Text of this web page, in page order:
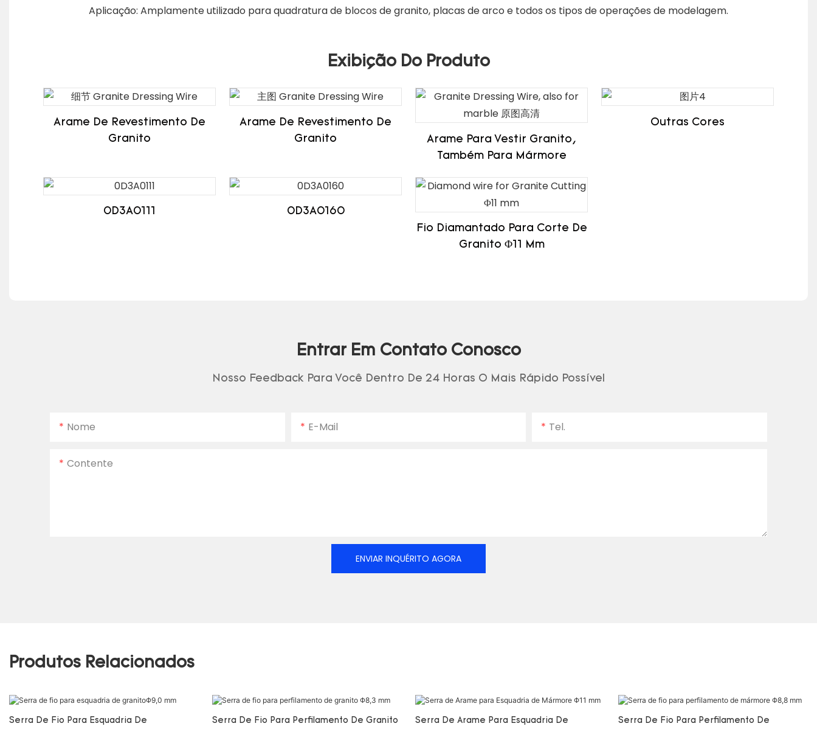
Aplicação: Amplamente utilizado para quadratura de blocos de granito, placas de arco e todos os tipos de operações de modelagem.
Exibição Do Produto
Arame De Revestimento De
Granito
Arame De Revestimento De
Granito
Arame Para Vestir Granito,
Também Para Mármore
Outras Cores
0D3A0111
0D3A0160
Fio Diamantado Para Corte De
Granito Φ11 Mm
Entrar Em Contato Conosco
Nosso Feedback Para Você Dentro De 24 Horas O Mais Rápido Possível
Nome E-Mail Tel.
Contente
ENVIAR INQUÉRITO AGORA
Produtos Relacionados
Serra De Fio Para Esquadria De
Serra De Fio Para Perfilamento De Granito
Serra De Arame Para Esquadria De
Serra De Fio Para Perfilamento De